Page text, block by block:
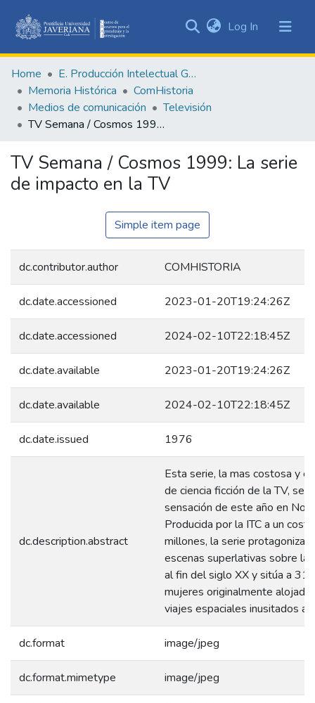
&
Collections
All of DSpace
Log In (current)
Home
E. Producción Intelectual General
Memoria Histórica
ComHistoria
Medios de comunicación
Televisión
TV Semana / Cosmos 1999: La serie de impacto en la TV
TV Semana / Cosmos 1999: La serie
de impacto en la TV
Simple item page
dc.contributor.author COMHISTORIA
dc.date.accessioned 2023-01-20T19:24:26Z
dc.date.accessioned 2024-02-10T22:18:45Z
dc.date.available 2023-01-20T19:24:26Z
dc.date.available 2024-02-10T22:18:45Z
dc.date.issued 1976
dc.description.abstract
Esta serie, la mas costosa y
de ciencia ficción de la TV, se
sensación de este año en
Producida por la ITC a un
millones, la serie protagoniza
escenas superlativas sobre la
al fin del siglo XX y sitúa a
mujeres originalmente
viajes espaciales inusitados a
dc.format image/jpeg
dc.format.mimetype image/jpeg